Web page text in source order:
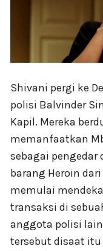
Shivani pergi ke
polisi Balvinder
Kapil. Mereka
memanfaatkan
sebagai
barang Heroin
memulai
transaksi di
anggota polisi
tersebut disaat